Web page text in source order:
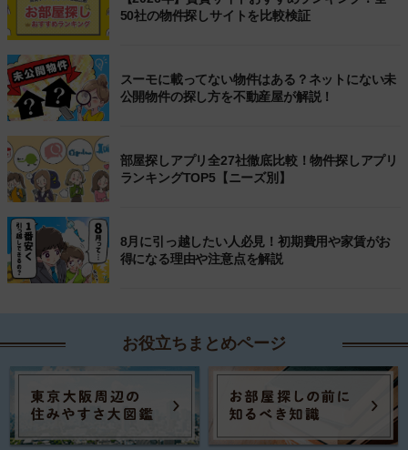
50社の物件探しサイトを比較検証
スーモに載ってない物件はある？ネットにない未
公開物件の探し方を不動産屋が解説！
部屋探しアプリ全27社徹底比較！物件探しアプリ
ランキングTOP5【ニーズ別】
8月に引っ越したい人必見！初期費用や家賃がお
得になる理由や注意点を解説
お役立ちまとめページ